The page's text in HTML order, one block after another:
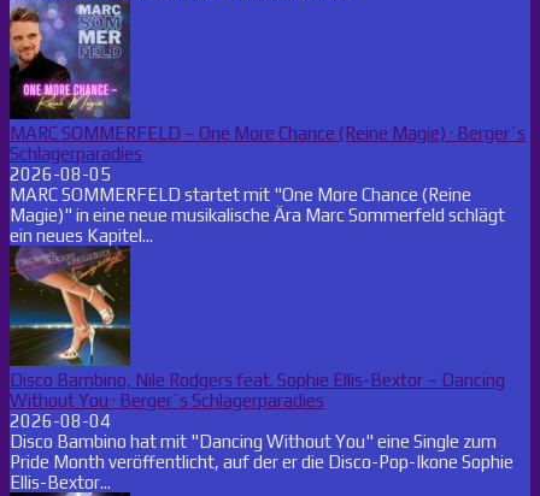
MARC SOMMERFELD – One More Chance (Reine Magie) · Berger´s
Schlagerparadies
2026-08-05
MARC SOMMERFELD startet mit "One More Chance (Reine
Magie)" in eine neue musikalische Ära Marc Sommerfeld schlägt
ein neues Kapitel...
Disco Bambino, Nile Rodgers feat. Sophie Ellis-Bextor – Dancing
Without You · Berger´s Schlagerparadies
2026-08-04
Disco Bambino hat mit "Dancing Without You" eine Single zum
Pride Month veröffentlicht, auf der er die Disco-Pop-Ikone Sophie
Ellis-Bextor...